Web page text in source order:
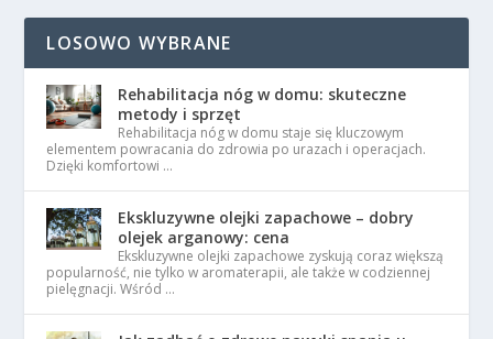
LOSOWO WYBRANE
Rehabilitacja nóg w domu: skuteczne
metody i sprzęt
Rehabilitacja nóg w domu staje się kluczowym
elementem powracania do zdrowia po urazach i operacjach.
Dzięki komfortowi …
Ekskluzywne olejki zapachowe – dobry
olejek arganowy: cena
Ekskluzywne olejki zapachowe zyskują coraz większą
popularność, nie tylko w aromaterapii, ale także w codziennej
pielęgnacji. Wśród …